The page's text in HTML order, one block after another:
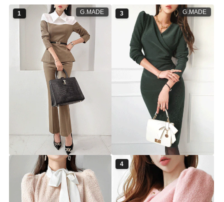
G.MADE
1
[체온UP]로젤린 배색 속기모 블
라우스 슬랙스 세트ⓟ
▨F/W고별전 70%▨
ts5932s [44~66] 2color
70% 44,900원 149,900원
G.MADE
3
스 ⓟ
▨F/W고별전 50%▨
ts5821d [44~77] 4color
29,900원 59,900원
4